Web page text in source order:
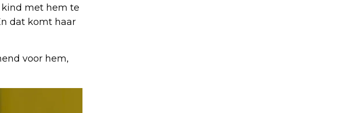
kind met hem te
dat komt haar
voor hem,